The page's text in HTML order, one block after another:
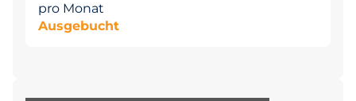
pro Monat
Ausgebucht